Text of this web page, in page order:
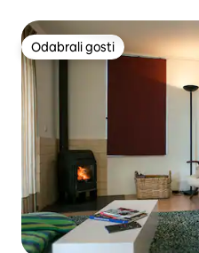
Odabrali gosti
Odabrali gosti